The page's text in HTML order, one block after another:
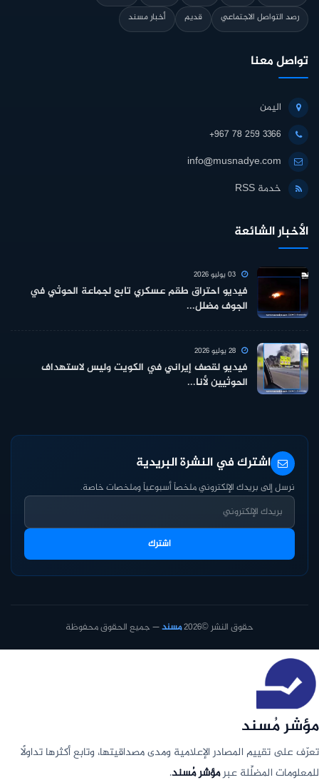
رصد التواصل الاجتماعي
قديم أخبار مسند
تواصل معنا
اليمن
+967 78 259 3366
info@musnadye.com
خدمة RSS
الأخبار الشائعة
فيديو احتراق طقم عسكري تابع لجماعة الحوثي في
الجوف مضلل...
فيديو لقصف إيراني في الكويت وليس لاستهداف
الحوثيين لأنا...
اشترك في النشرة البريدية
نرسل إلى بريدك الإلكتروني ملخصاً أسبوعياً وملخصات خاصة.
اشترك
حقوق النشر ©2026 مسند— جميع الحقوق محفوظة
مؤشر مُسند
تعرّف على تقييم المصادر الإعلامية ومدى مصداقيتها، وتابع أكثرها تداولًا
للمعلومات المضلِّلة عبرمؤشر مُسند.